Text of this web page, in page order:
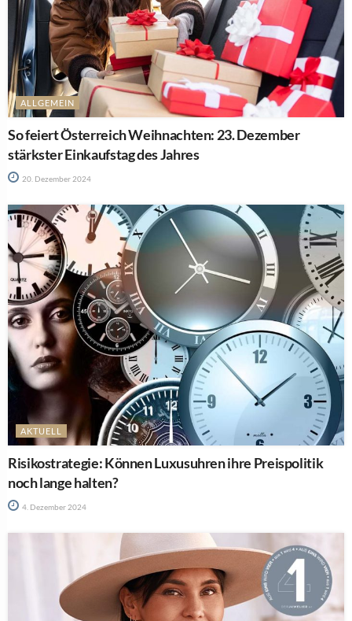
ALLGEMEIN
So feiert Österreich Weihnachten: 23. Dezember
stärkster Einkaufstag des Jahres
20. Dezember 2024
AKTUELL
Risikostrategie: Können Luxusuhren ihre Preispolitik
noch lange halten?
4. Dezember 2024